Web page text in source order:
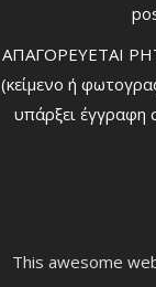
ΑΠΑΓΟΡΕΥΕΤΑΙ
(κείμενο ή
υπάρξει έγγραφη
This awesome